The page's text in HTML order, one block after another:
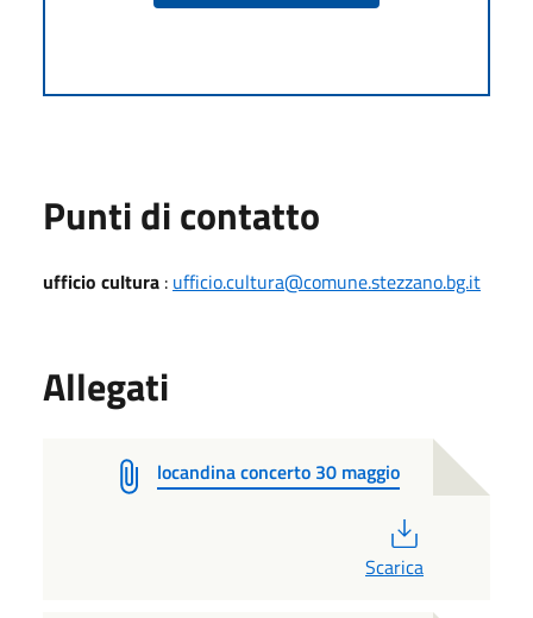
Punti di contatto
ufficio cultura : ufficio.cultura@comune.stezzano.bg.it
Allegati
locandina concerto 30 maggio
Scarica